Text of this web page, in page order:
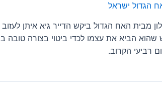
הגדול ישראל
מבית האח הגדול ביקש הדייר גיא איתן
שהוא הביא את עצמו לכדי ביטוי בצורה
רביעי הקרוב.